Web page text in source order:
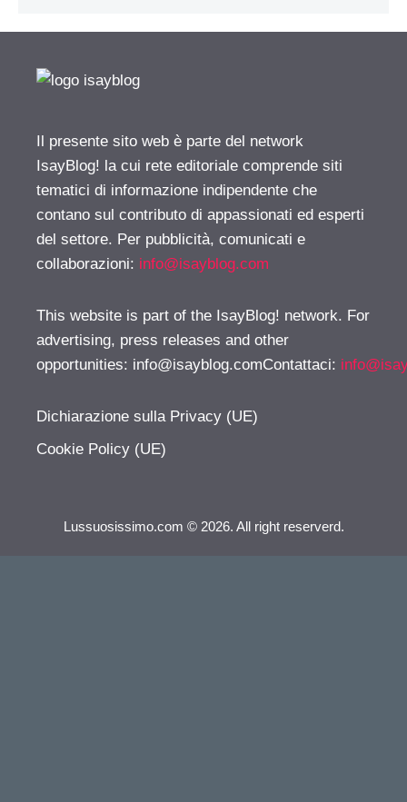
Il presente sito web è parte del network
IsayBlog! la cui rete editoriale comprende siti
tematici di informazione indipendente che
contano sul contributo di appassionati ed esperti
del settore. Per pubblicità, comunicati e
collaborazioni: info@isayblog.com
This website is part of the IsayBlog! network. For
advertising, press releases and other
opportunities: info@isayblog.comContattaci:
Dichiarazione sulla Privacy (UE)
Cookie Policy (UE)
Lussuosissimo.com © 2026. All right reserverd.